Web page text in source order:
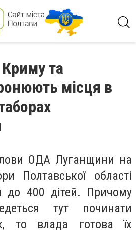
Криму та
місця в
ОДА Луганщини на
Полтавської області
до 400 дітей. Причому
тут починати
то влада готова їх